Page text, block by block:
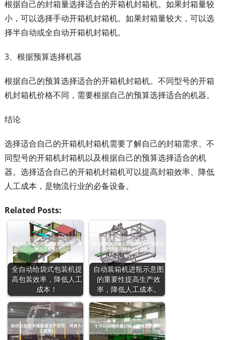
根据自己的封箱量选择适合的开箱机封箱机。如果封箱量较
小，可以选择手动开箱机封箱机。如果封箱量较大，可以选
择半自动或全自动开箱机封箱机。
3、根据预算选择机器
根据自己的预算选择适合的开箱机封箱机。不同型号的开箱
机封箱机价格不同，需要根据自己的预算选择适合的机器。
结论
选择适合自己的开箱机封箱机需要了解自己的封箱需求、不
同型号的开箱机封箱机以及根据自己的预算选择适合的机
器。选择适合自己的开箱机封箱机可以提高封箱效率、降低
人工成本，是物流行业的必备设备。
Related Posts:
全自动给袋式包装机提
高包装效率，降低人工
成本！
自动装箱机进瓶示意图
的重要性提高生产效
率，降低人工成本。